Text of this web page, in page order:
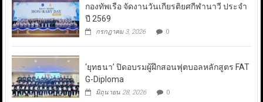
กองทัพเรือ จัดงานวันเกียรติยศกีฬานาวี ประจำ
ปี 2569
กรกฎาคม 3, 2026 0
‘ยุทธนา’ ปิดอบรมผู้ฝึกสอนฟุตบอลหลักสูตร FAT
G-Diploma
มิถุนายน 28, 2026 0